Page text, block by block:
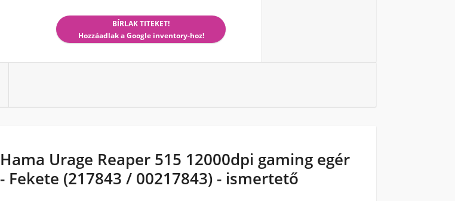
BÍRLAK TITEKET!
Hozzáadlak a Google inventory-hoz!
Hama Urage Reaper 515 12000dpi gaming egér
- Fekete (217843 / 00217843) - ismertető